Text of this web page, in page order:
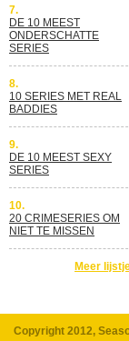
7.
DE 10 MEEST
ONDERSCHATTE
SERIES
8.
10 SERIES MET REAL
BADDIES
9.
DE 10 MEEST SEXY
SERIES
10.
20 CRIMESERIES OM
NIET TE MISSEN
Meer
Copyright 2012,